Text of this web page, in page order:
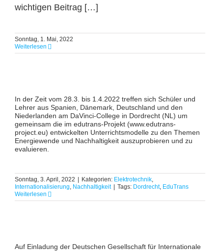
wichtigen Beitrag […]
Sonntag, 1. Mai, 2022
Weiterlesen
In der Zeit vom 28.3. bis 1.4.2022 treffen sich Schüler und
Lehrer aus Spanien, Dänemark, Deutschland und den
Niederlanden am DaVinci-College in Dordrecht (NL) um
gemeinsam die im edutrans-Projekt (www.edutrans-
project.eu) entwickelten Unterrichtsmodelle zu den Themen
Energiewende und Nachhaltigkeit auszuprobieren und zu
evaluieren.
Sonntag, 3. April, 2022 Kategorien: Elektrotechnik,
Internationalisierung, Nachhaltigkeit Tags: Dordrecht, EduTrans
Weiterlesen
Auf Einladung der Deutschen Gesellschaft für Internationale